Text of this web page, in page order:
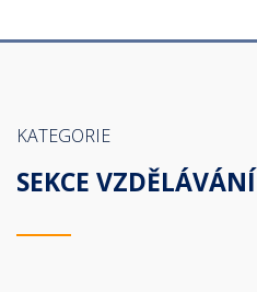
KATEGORIE
SEKCE VZDĚLÁVÁNÍ